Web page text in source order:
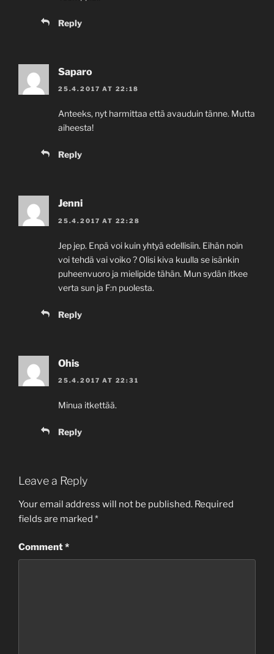
Reply
Saparo
25.4.2017 AT 22:18
Anteeks, nyt harmittaa että avauduin tänne. Mutta
aiheesta!
Reply
Jenni
25.4.2017 AT 22:28
Jep jep. Enpä voi kuin yhtyä edellisiin. Eihän noin
voi tehdä vai voiko ? Olisi kiva kuulla se isänkin
puheenvuoro ja mielipide tähän. Mun sydän itkee
verta sun ja F:n puolesta.
Reply
Ohis
25.4.2017 AT 22:31
Minua itkettää.
Reply
Leave a Reply
Your email address will not be published. Required
fields are marked *
Comment*